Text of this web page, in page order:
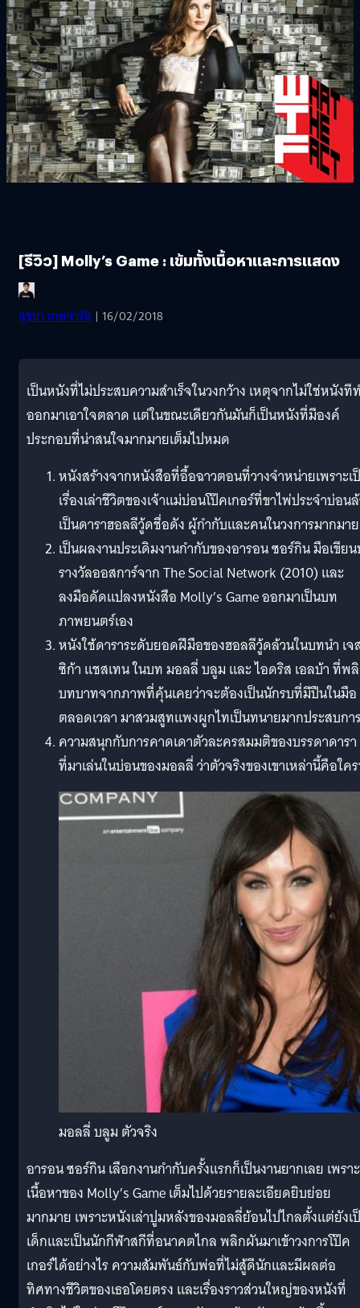
[รีวิว] Molly’s Game : เข้มทั้งเนื้อหาและการแสดง
สุชยา เกษจำรัส | 16/02/2018
เป็นหนังที่ไม่ประสบความสำเร็จในวงกว้าง เหตุจากไม่ใช่หนังที
ออกมาเอาใจตลาด แต่ในขณะเดียวกันมันก็เป็นหนังที่มีองค์
ประกอบที่น่าสนใจมากมายเต็มไปหมด
หนังสร้างจากหนังสือที่อื้อฉาวตอนที่วางจำหน่ายเพราะเ
เรื่องเล่าชีวิตของเจ้าแม่บ่อนโป๊คเกอร์ที่ขาไพ่ประจำบ่อน
เป็นดาราฮอลลีวู้ดชื่อดัง ผู้กำกับและคนในวงการมากมาย
เป็นผลงานประเดิมงานกำกับของอารอน ซอร์กิน มือเขีย
รางวัลออสการ์จาก The Social Network (2010) และ
ลงมือดัดแปลงหนังสือ Molly’s Game ออกมาเป็นบท
ภาพยนตร์เอง
หนังใช้ดาราระดับยอดฝีมือของฮอลลีวู้ดล้วนในบทนำ เจ
ซิก้า แชสเทน ในบท มอลลี่ บลูม และ ไอดริส เอลบ้า ที่พ
บทบาทจากภาพที่คุ้นเคยว่าจะต้องเป็นนักรบที่มีปืนในมือ
ตลอดเวลา มาสวมสูทแพงผูกไทเป็นทนายมากประสบก
ความสนุกกับการคาดเดาตัวละครสมมติของบรรดาดารา
ที่มาเล่นในบ่อนของมอลลี่ ว่าตัวจริงของเขาเหล่านี้คือใค
มอลลี่ บลูม ตัวจริง
อารอน ซอร์กิน เลือกงานกำกับครั้งแรกก็เป็นงานยากเลย เพราะ
เนื้อหาของ Molly’s Game เต็มไปด้วยรายละเอียดยิบย่อย
มากมาย เพราะหนังเล่าปูมหลังของมอลลี่ย้อนไปไกลตั้งแต่ยังเ
เด็กและเป็นนักกีฬาสกีที่อนาคตไกล พลิกผันมาเข้าวงการโป๊ค
เกอร์ได้อย่างไร ความสัมพันธ์กับพ่อที่ไม่สู้ดีนักและมีผลต่อ
ทิศทางชีวิตของเธอโดยตรง และเรื่องราวส่วนใหญ่ของหนังที่